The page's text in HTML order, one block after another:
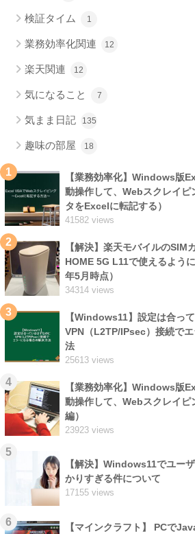
検証タイム 1
業務効率化関連 12
楽天関連 12
気になること 7
気まま日記 135
趣味の部屋 18
1
【業務効率化】Windows版
動操作して、Webスクレイ
タをExcelに転記する）
41582 views
2
【解決】楽天モバイルの
HOME 5G L11で使えるよう
年5月時点）
34314 views
3
【Windows11】設定は合っ
VPN（L2TP/IPsec）接続で
法
25613 views
4
【業務効率化】Windows版
動操作して、Webスクレイピ
編）
23923 views
5
【解決】Windows11でユー
かりすぎる件について
17155 views
6
【マインクラフト】 PCで